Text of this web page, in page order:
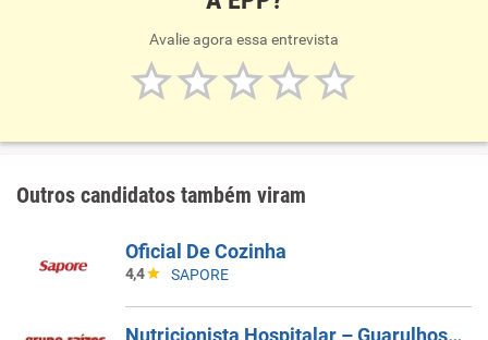
Avalie agora essa entrevista
Outros candidatos também viram
Oficial De Cozinha
4,4 SAPORE
Nutricionista Hospitalar – Guarulhos/SP